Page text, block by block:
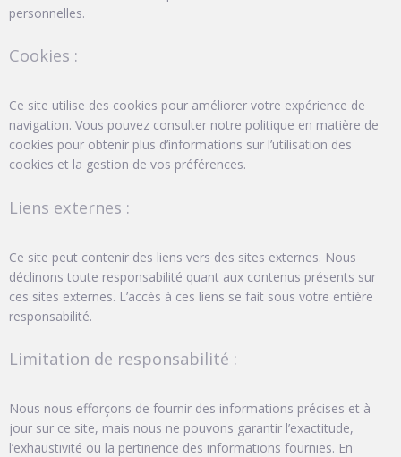
personnelles.
Cookies :
Ce site utilise des cookies pour améliorer votre expérience de
navigation. Vous pouvez consulter notre politique en matière de
cookies pour obtenir plus d’informations sur l’utilisation des
cookies et la gestion de vos préférences.
Liens externes :
Ce site peut contenir des liens vers des sites externes. Nous
déclinons toute responsabilité quant aux contenus présents sur
ces sites externes. L’accès à ces liens se fait sous votre entière
responsabilité.
Limitation de responsabilité :
Nous nous efforçons de fournir des informations précises et à
jour sur ce site, mais nous ne pouvons garantir l’exactitude,
l’exhaustivité ou la pertinence des informations fournies. En